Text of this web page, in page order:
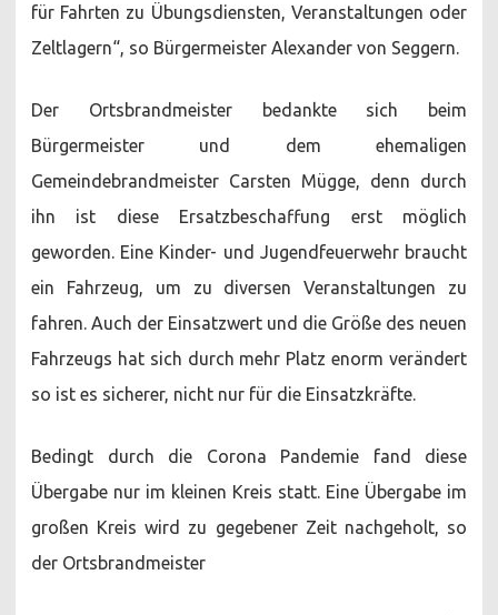
für Fahrten zu Übungsdiensten, Veranstaltungen oder
Zeltlagern“, so Bürgermeister Alexander von Seggern.
Der Ortsbrandmeister bedankte sich beim
Bürgermeister und dem ehemaligen
Gemeindebrandmeister Carsten Mügge, denn durch
ihn ist diese Ersatzbeschaffung erst möglich
geworden. Eine Kinder- und Jugendfeuerwehr braucht
ein Fahrzeug, um zu diversen Veranstaltungen zu
fahren. Auch der Einsatzwert und die Größe des neuen
Fahrzeugs hat sich durch mehr Platz enorm verändert
so ist es sicherer, nicht nur für die Einsatzkräfte.
Bedingt durch die Corona Pandemie fand diese
Übergabe nur im kleinen Kreis statt. Eine Übergabe im
großen Kreis wird zu gegebener Zeit nachgeholt, so
der Ortsbrandmeister